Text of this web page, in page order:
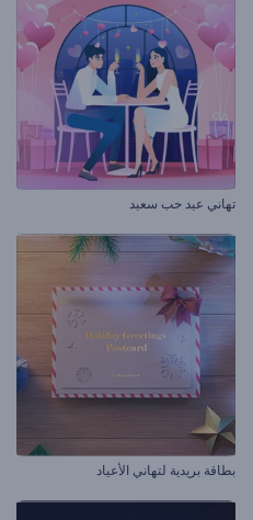
تهاني عيد حب سعيد
بطاقة بريدية لتهاني الأعياد